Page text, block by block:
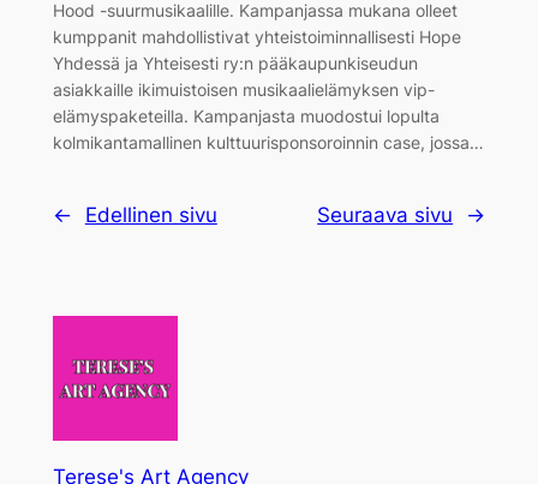
Hood -suurmusikaalille. Kampanjassa mukana olleet
kumppanit mahdollistivat yhteistoiminnallisesti Hope
Yhdessä ja Yhteisesti ry:n pääkaupunkiseudun
asiakkaille ikimuistoisen musikaalielämyksen vip-
elämyspaketeilla. Kampanjasta muodostui lopulta
kolmikantamallinen kulttuurisponsoroinnin case, jossa…
← Edellinen sivu Seuraava sivu →
Terese's Art Agency